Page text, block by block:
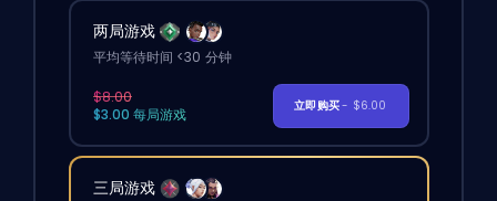
两局游戏
平均等待时间 <30 分钟
$8.00
$3.00 每局游戏
立即购买- $6.00
三局游戏